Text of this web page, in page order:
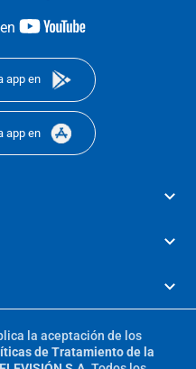
youtube-
app en
app en
la aceptación de los
de Tratamiento de la